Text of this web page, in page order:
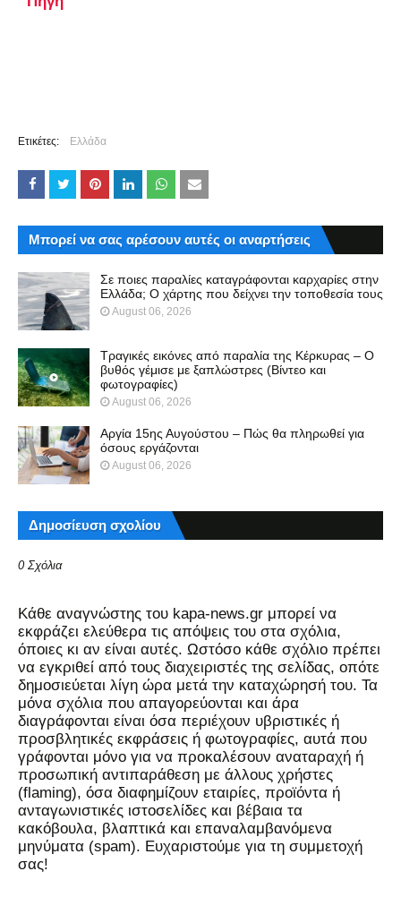
Ετικέτες: Ελλάδα
Μπορεί να σας αρέσουν αυτές οι αναρτήσεις
Σε ποιες παραλίες καταγράφονται καρχαρίες στην
Ελλάδα; Ο χάρτης που δείχνει την τοποθεσία τους
August 06, 2026
Τραγικές εικόνες από παραλία της Κέρκυρας – Ο
βυθός γέμισε με ξαπλώστρες (Βίντεο και
φωτογραφίες)
August 06, 2026
Αργία 15ης Αυγούστου – Πώς θα πληρωθεί για
όσους εργάζονται
August 06, 2026
Δημοσίευση σχολίου
0 Σχόλια
Kάθε αναγνώστης του kapa-news.gr μπορεί να
εκφράζει ελεύθερα τις απόψεις του στα σχόλια,
όποιες κι αν είναι αυτές. Ωστόσο κάθε σχόλιο πρέπει
να εγκριθεί από τους διαχειριστές της σελίδας, οπότε
δημοσιεύεται λίγη ώρα μετά την καταχώρησή του. Τα
μόνα σχόλια που απαγορεύονται και άρα
διαγράφονται είναι όσα περιέχουν υβριστικές ή
προσβλητικές εκφράσεις ή φωτογραφίες, αυτά που
γράφονται μόνο για να προκαλέσουν αναταραχή ή
προσωπική αντιπαράθεση με άλλους χρήστες
(flaming), όσα διαφημίζουν εταιρίες, προϊόντα ή
ανταγωνιστικές ιστοσελίδες και βέβαια τα
κακόβουλα, βλαπτικά και επαναλαμβανόμενα
μηνύματα (spam). Ευχαριστούμε για τη συμμετοχή
σας!